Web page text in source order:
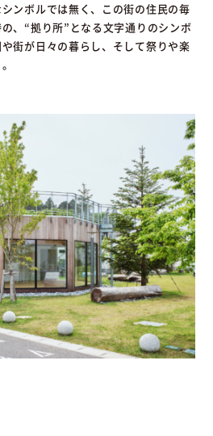
ンボルでは無く、この街の住民の毎
、“拠り所”となる文字通りのシンボ
街が日々の暮らし、そして祭りや楽